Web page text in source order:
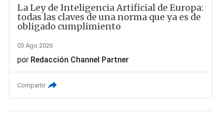
La Ley de Inteligencia Artificial de Europa:
todas las claves de una norma que ya es de
obligado cumplimiento
03 Ago 2026
por Redacción Channel Partner
Compartir